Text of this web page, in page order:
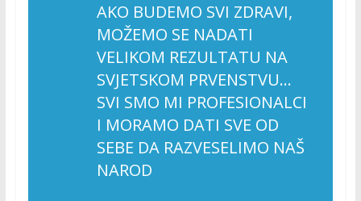
AKO BUDEMO SVI ZDRAVI,
MOŽEMO SE NADATI
VELIKOM REZULTATU NA
SVJETSKOM PRVENSTVU…
SVI SMO MI PROFESIONALCI
I MORAMO DATI SVE OD
SEBE DA RAZVESELIMO NAŠ
NAROD